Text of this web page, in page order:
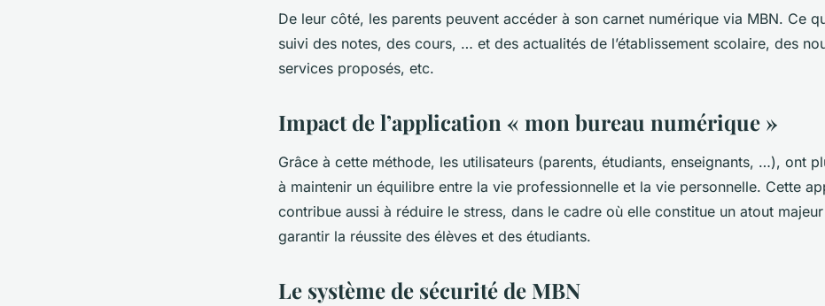
De leur côté, les parents peuvent accéder à son carnet numérique via MBN. Ce
suivi des notes, des cours, … et des actualités de l’établissement scolaire, des
services proposés, etc.
Impact de l’application « mon bureau numérique »
Grâce à cette méthode, les utilisateurs (parents, étudiants, enseignants, …), ont
à maintenir un équilibre entre la vie professionnelle et la vie personnelle. Cette
contribue aussi à réduire le stress, dans le cadre où elle constitue un atout
garantir la réussite des élèves et des étudiants.
Le système de sécurité de MBN